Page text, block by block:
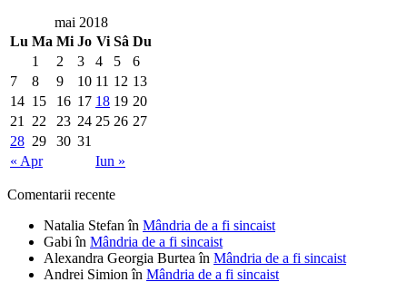
mai 2018
Lu Ma Mi Jo Vi Sâ Du
« Apr Iun »
1 2 3 4 5
6
7
8 9 10 11 12 13
14 15 16 17 18 19 20
21
22 23 24 25 26 27
28 29 30 31
Comentarii recente
Natalia Stefan în Mândria de a fi sincaist
Gabi în Mândria de a fi sincaist
Alexandra Georgia Burtea în Mândria de a fi sincaist
Andrei Simion în Mândria de a fi sincaist